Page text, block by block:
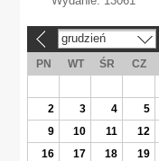
grudzień
PN WT ŚR CZ
2
3 4 5
9
10 11 12
16
17 18 19